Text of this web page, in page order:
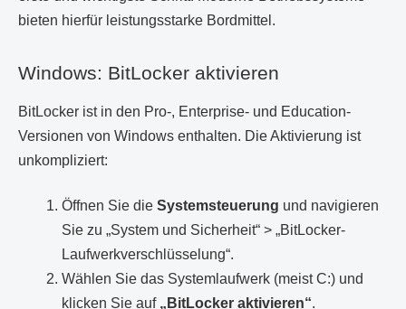
bieten hierfür leistungsstarke Bordmittel.
Windows: BitLocker aktivieren
BitLocker ist in den Pro-, Enterprise- und Education-
Versionen von Windows enthalten. Die Aktivierung ist
unkompliziert:
Öffnen Sie die Systemsteuerung und navigieren
Sie zu „System und Sicherheit“ > „BitLocker-
Laufwerkverschlüsselung“.
Wählen Sie das Systemlaufwerk (meist C:) und
klicken Sie auf „BitLocker aktivieren“.